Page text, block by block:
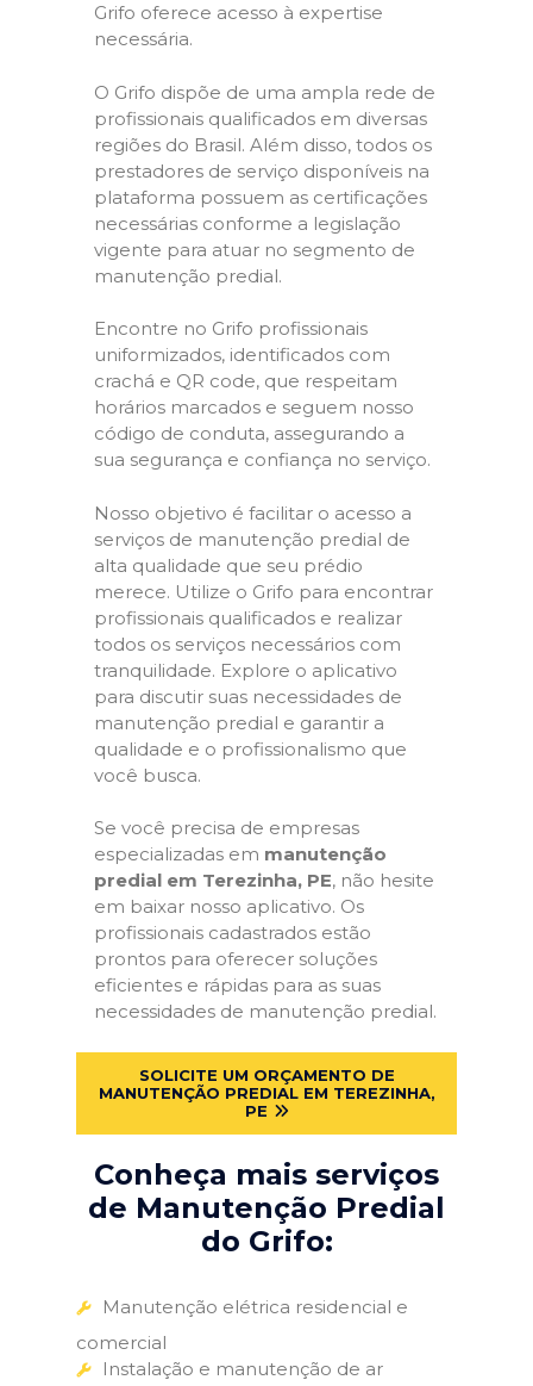
Grifo oferece acesso à expertise
necessária.
O Grifo dispõe de uma ampla rede de
profissionais qualificados em diversas
regiões do Brasil. Além disso, todos os
prestadores de serviço disponíveis na
plataforma possuem as certificações
necessárias conforme a legislação
vigente para atuar no segmento de
manutenção predial.
Encontre no Grifo profissionais
uniformizados, identificados com
crachá e QR code, que respeitam
horários marcados e seguem nosso
código de conduta, assegurando a
sua segurança e confiança no serviço.
Nosso objetivo é facilitar o acesso a
serviços de manutenção predial de
alta qualidade que seu prédio
merece. Utilize o Grifo para encontrar
profissionais qualificados e realizar
todos os serviços necessários com
tranquilidade. Explore o aplicativo
para discutir suas necessidades de
manutenção predial e garantir a
qualidade e o profissionalismo que
você busca.
Se você precisa de empresas
especializadas em manutenção
predial em Terezinha, PE, não hesite
em baixar nosso aplicativo. Os
profissionais cadastrados estão
prontos para oferecer soluções
eficientes e rápidas para as suas
necessidades de manutenção predial.
SOLICITE UM ORÇAMENTO DE
MANUTENÇÃO PREDIAL EM TEREZINHA,
PE
Conheça mais serviços
de Manutenção Predial
do Grifo:
Manutenção elétrica residencial e
comercial
Instalação e manutenção de ar